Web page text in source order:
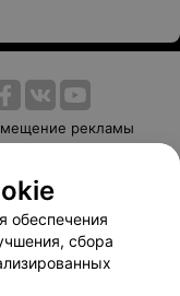
рекламы
оплаты
обеспечения
сбора